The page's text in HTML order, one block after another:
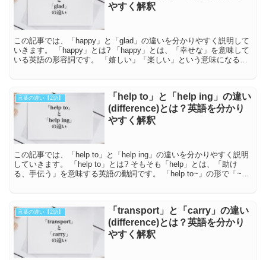
やすく解釈
この記事では、「happy」と「glad」の違いを分かりやすく説明して
いきます。 「happy」とは? 「happy」とは、「幸せな」を意味して
いる英語の形容詞です。 「嬉しい」「楽しい」という意味になるこ
言葉の違い【2語】
「help to」と「help ing」の違い
(difference)とは？英語を分かり
やすく解釈
この記事では、「help to」と「help ing」の違いを分かりやすく説明
していきます。 「help to」とは? そもそも「help」とは、「助け
る、手伝う」を意味する英語の動詞です。 「help to~」の形で「~
言葉の違い【2語】
「transport」と「carry」の違い
(difference)とは？英語を分かり
やすく解釈